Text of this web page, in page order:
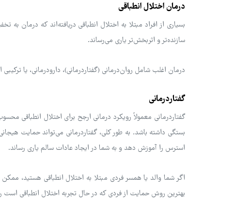
درمان اختلال انطباقی
بسیاری از افراد مبتلا به اختلال انطباقی دریافته‌اند که درمان
سازنده‌تر و اثربخش‌تر یاری می‌رساند.
درمان اغلب شامل روان‌درمانی (گفتاردرمانی)، دارودرمانی، یا
گفتاردرمانی
گفتاردرمانی معمولاً رویکرد درمانی ارجح برای اختلال
بستگی داشته باشد. به طور کلی، گفتاردرمانی می‌تواند حمایت
استرس را آموزش دهد و به شما در ایجاد عادات سالم یاری رساند.
اگر شما والد یا همسر فردی مبتلا به اختلال انطباقی هستید،
بهترین روش حمایت از فردی که در حال تجربه اختلال انطباقی